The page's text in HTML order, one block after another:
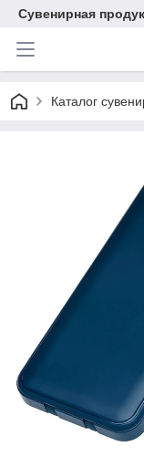
Сувенирная
Каталог